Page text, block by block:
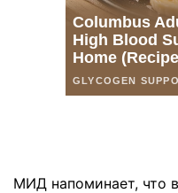
МИД напоминает, что